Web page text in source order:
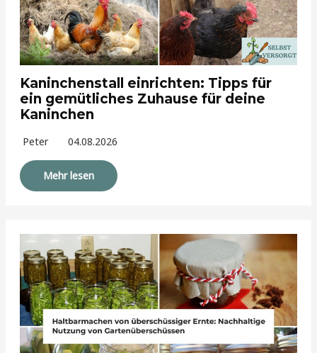
Kaninchenstall einrichten: Tipps für
ein gemütliches Zuhause für deine
Kaninchen
Peter 04.08.2026
Mehr lesen